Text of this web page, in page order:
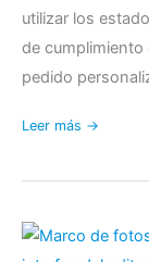
utilizar los
de cumplimiento
pedido
Leer más →
Haga
que